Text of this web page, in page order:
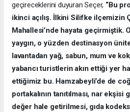
geçireceklerini duyuran Seçer, “Bu
ikinci açılış. İlkini Silifke ilçemizin
Mahallesi’nde hayata geçirmiştik.
yaygın, o yüzden destinasyon
lavantadan yağ, sabun, mum ve
yabancı turistlerin akın ettiği yer
ettiğimiz bu. Hamzabeyli’de de
portakalının tanıtılması, nar
değer hale getirilmesi, gıda